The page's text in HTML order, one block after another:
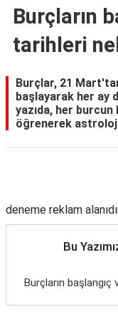
Burçların
tarihleri
Burçlar, 21
başlayarak her ay
yazıda, her
öğrenerek
deneme reklam
Bu
Burçların